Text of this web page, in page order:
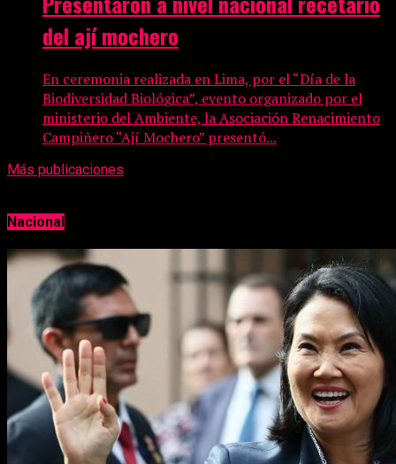
del ají mochero
En ceremonia realizada en Lima, por el “Día de la
Biodiversidad Biológica”, evento organizado por el
ministerio del Ambiente, la Asociación Renacimiento
Campiñero “Ají Mochero” presentó...
Más publicaciones
Nacional